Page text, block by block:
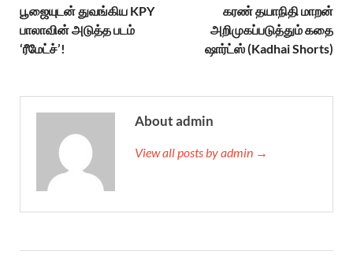
பூஜையுடன் துவங்கிய KPY
பாலாவின் அடுத்த படம்
‘ரீமேட்ச்’!
கரண் தயாநிதி மாறன்
அறிமுகப்படுத்தும் கதை
ஷார்ட்ஸ் (Kadhai Shorts)
About admin
View all posts by admin →